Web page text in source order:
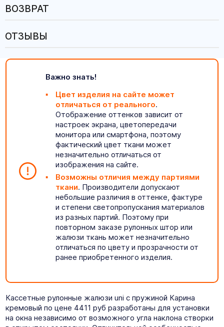
ВОЗВРАТ
ОТЗЫВЫ
Важно знать!
Цвет изделия на сайте может
отличаться от реального.
Отображение оттенков зависит от
настроек экрана, цветопередачи
монитора или смартфона, поэтому
фактический цвет ткани может
незначительно отличаться от
изображения на сайте.
Возможны отличия между партиями
ткани. Производители допускают
небольшие различия в оттенке, фактуре
и степени светопропускания материалов
из разных партий. Поэтому при
повторном заказе рулонных штор или
жалюзи ткань может незначительно
отличаться по цвету и прозрачности от
ранее приобретенного изделия.
Кассетные рулонные жалюзи uni с пружиной Карина
кремовый по цене 4411 руб разработаны для установки
на окна независимо от возможного угла наклона створки